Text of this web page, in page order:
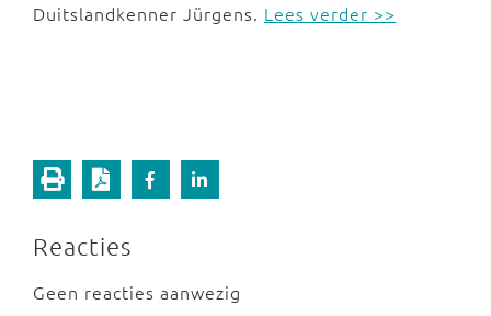
Duitslandkenner Jürgens. Lees verder >>
Reacties
Geen reacties aanwezig